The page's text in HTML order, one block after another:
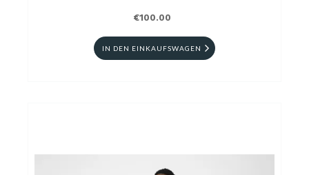
€100.00
IN DEN EINKAUFSWAGEN